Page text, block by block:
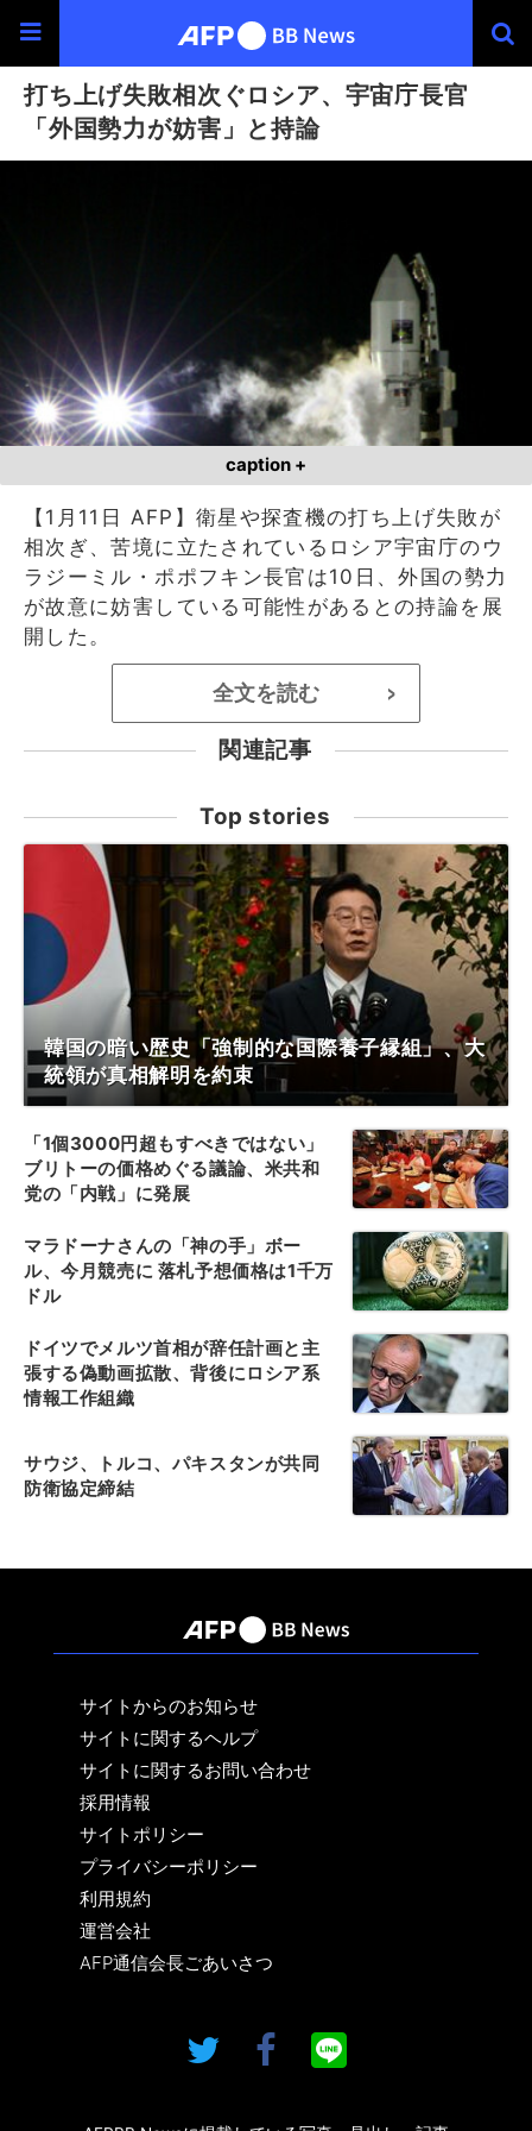
打ち上げ失敗相次ぐロシア、宇宙庁長官
「外国勢力が妨害」と持論
caption +
【1月11日 AFP】衛星や探査機の打ち上げ失敗が
相次ぎ、苦境に立たされているロシア宇宙庁のウ
ラジーミル・ポポフキン長官は10日、外国の勢力
が故意に妨害している可能性があるとの持論を展
開した。
全文を読む >
関連記事
Top stories
韓国の暗い歴史「強制的な国際養子縁組」、大
統領が真相解明を約束
「1個3000円超もすべきではない」
ブリトーの価格めぐる議論、米共和
党の「内戦」に発展
マラドーナさんの「神の手」ボー
ル、今月競売に 落札予想価格は1千万
ドル
ドイツでメルツ首相が辞任計画と主
張する偽動画拡散、背後にロシア系
情報工作組織
サウジ、トルコ、パキスタンが共同
防衛協定締結
サイトからのお知らせ
サイトに関するヘルプ
サイトに関するお問い合わせ
採用情報
サイトポリシー
プライバシーポリシー
利用規約
運営会社
AFP通信会長ごあいさつ